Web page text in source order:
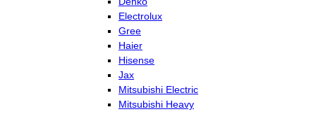
Electrolux
Gree
Haier
Hisense
Jax
Mitsubishi Electric
Mitsubishi Heavy